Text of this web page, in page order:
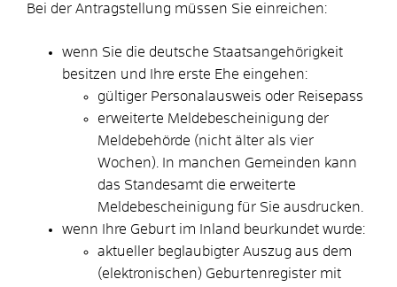
Bei der Antragstellung müssen Sie einreichen:
wenn Sie die deutsche Staatsangehörigkeit
besitzen und Ihre erste Ehe eingehen:
gültiger Personalausweis oder Reisepass
erweiterte Meldebescheinigung der
Meldebehörde (nicht älter als vier
Wochen).
In manchen Gemeinden kann
das Standesamt die erweiterte
Meldebescheinigung für Sie ausdrucken.
wenn Ihre Geburt im Inland beurkundet wurde:
aktueller beglaubigter Auszug aus dem
(elektronischen) Geburtenregister mit